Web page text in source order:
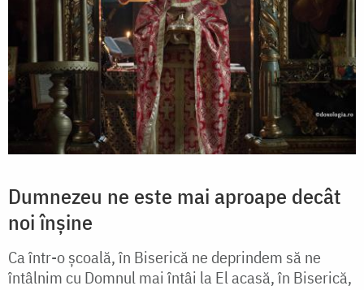
Dumnezeu ne este mai aproape decât
noi înșine
Ca într-o școală, în Biserică ne deprindem să ne
întâlnim cu Domnul mai întâi la El acasă, în Biserică,